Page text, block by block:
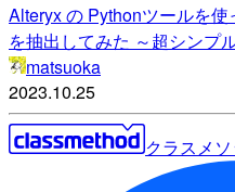
Alteryx の Pythonツールを
を抽出してみた ～超シンプ
matsuoka
2023.10.25
クラスメ